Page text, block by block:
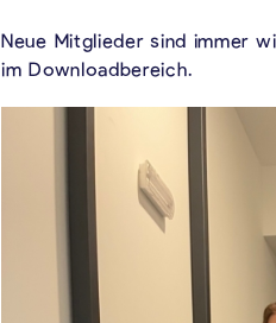
Neue Mitglieder sind immer
im Downloadbereich.